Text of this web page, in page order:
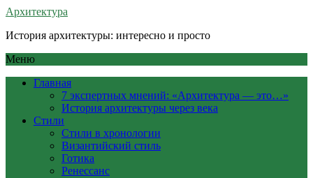
Архитектура
История архитектуры: интересно и просто
Меню
Главная
7 экспертных мнений: «Архитектура — это…»
История архитектуры через века
Стили
Стили в хронологии
Византийский стиль
Готика
Ренессанс